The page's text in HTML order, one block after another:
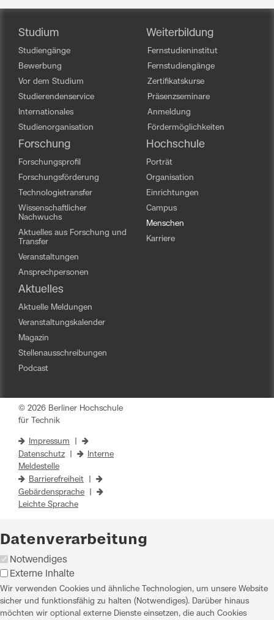
Studium
Studiengänge
Bewerbung
Vor dem Studium
Studierendenservice
Internationales
Studienorganisation
Weiterbildung
Fernstudieninstitut
Fernstudiengänge
Zertifikatskurse
Präsenzseminare
Anmeldung
Fördermöglichkeiten
Forschung
Forschungsprofil
Forschungsförderung
Technologietransfer
Wissenschaftlicher
Nachwuchs
Aktuelles aus Forschung und
Transfer
Veranstaltungen
Ansprechpersonen
Hochschule
Porträt
Organisation
Einrichtungen
Campus
Menschen
Karriere
Aktuelles
Aktuelle Meldungen
Veranstaltungskalender
Magazin
Stellenausschreibungen
Podcast
© 2026 Berliner Hochschule
für Technik
Impressum
Datenschutz
Interne
Meldestelle
Barrierefreiheit
Gebärdensprache
Leichte Sprache
Datenverarbeitung
Notwendiges
Externe Inhalte
Wir verwenden Cookies und ähnliche Technologien, um unsere Website
sicher und funktionsfähig zu halten (Notwendiges). Darüber hinaus
möchten wir optional externe Dienste einsetzen, die auch Cookies